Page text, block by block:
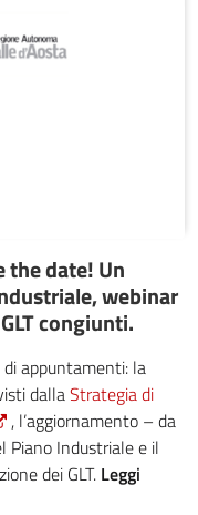
the date! Un
webinar
congiunti.
appuntamenti: la
dallaStrategia di
, l’aggiornamento – da
Piano Industriale e il
dei GLT. Leggi